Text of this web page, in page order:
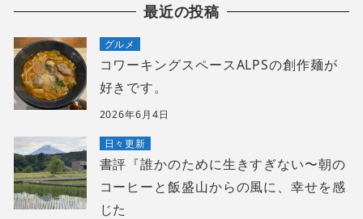
最近の投稿
グルメ
コワーキングスペースALPSの創作麺が
好きです。
2026年6月4日
日々更新
書評『誰かのために生きすぎない〜朝の
コーヒーと飯盛山からの風に、幸せを感
じた